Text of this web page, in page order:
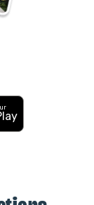
de Galice et
l’identité
statues de
et art